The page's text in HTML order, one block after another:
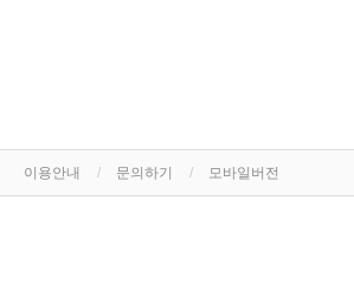
이용안내 문의하기 모바일버전